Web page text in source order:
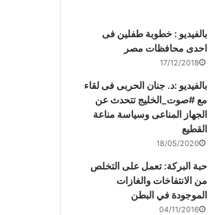
بالفيديو : خطوبة طفلين فى
احدى محافظات مصر
17/12/2018
بالفيديو :د. جنان الحربى فى لقاء
مع #صوت_الخليج تتحدث عن
الجهاز المناعى وسياسة مناعة
القطيع
18/05/2020
حبة البركة: تعمل على التخلص
من الانتفاخات والغازات
الموجودة في البطن
04/11/2016